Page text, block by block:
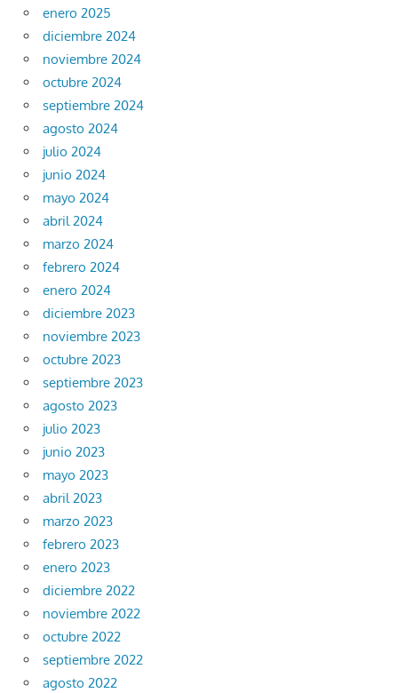
enero 2025
diciembre 2024
noviembre 2024
octubre 2024
septiembre 2024
agosto 2024
julio 2024
junio 2024
mayo 2024
abril 2024
marzo 2024
febrero 2024
enero 2024
diciembre 2023
noviembre 2023
octubre 2023
septiembre 2023
agosto 2023
julio 2023
junio 2023
mayo 2023
abril 2023
marzo 2023
febrero 2023
enero 2023
diciembre 2022
noviembre 2022
octubre 2022
septiembre 2022
agosto 2022